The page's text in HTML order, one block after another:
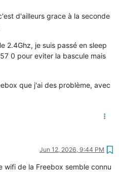
d'ailleurs grace à la seconde
2.4Ghz, je suis passé en sleep
0 pour eviter la bascule mais
que j'ai des problème, avec
Jun 12, 2026, 9:44 PM
wifi de la Freebox semble connu